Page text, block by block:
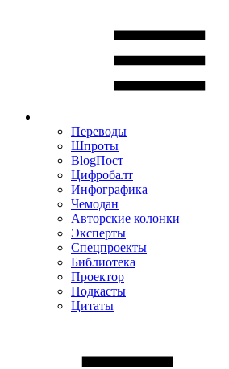
Переводы
Шпроты
BlogПост
Цифробалт
Инфографика
Чемодан
Авторские колонки
Эксперты
Спецпроекты
Библиотека
Проектор
Подкасты
Цитаты